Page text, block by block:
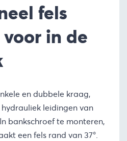
fels
in de
en dubbele kraag,
leidingen van
bankschroef te monteren,
een fels rand van 37°.